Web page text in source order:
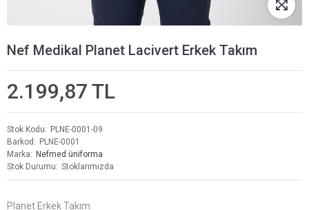
Nef Medikal Planet Lacivert Erkek Takım
2.199,87 TL
Stok Kodu
PLNE-0001-09
Barkod
PLNE-0001
Marka
Nefmed üniforma
Stok Durumu
Stoklarımızda
Planet Erkek Takım